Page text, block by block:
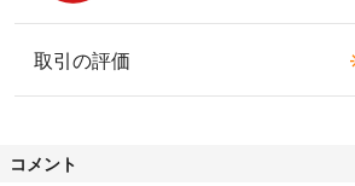
取引の評価
コメント